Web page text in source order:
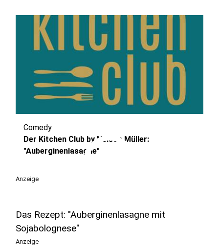
play_circle
Comedy
Der Kitchen Club by Nelson Müller:
"Auberginenlasagne"
Anzeige
Das Rezept: "Auberginenlasagne mit
Sojabolognese"
Anzeige